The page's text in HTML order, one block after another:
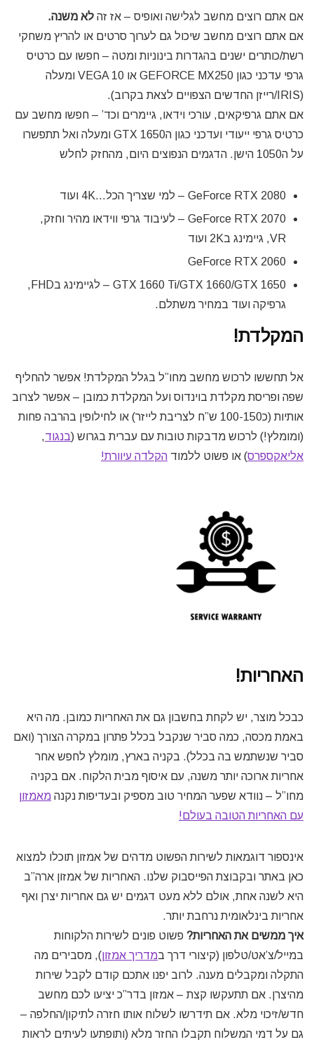
אם אתם רוצים מחשב לגלישה ואופיס – אז זה לא משנה.
אם אתם רוצים מחשב שיכול גם לערוך סרטים או להריץ משחקי
רשת/כותרים ישנים בהגדרות בינוניות ומטה – חפשו עם כרטיס
גרפי עדכני כגון GEFORCE MX250 או VEGA 10 ומעלה
(IRIS/רייזן החדשים הצפויים לצאת בקרוב).
אם אתם גרפיקאים, עורכי וידאו, גיימרים וכד’ – חפשו מחשב עם
כרטיס גרפי ייעודי ועדכני כגון הGTX 1650 ומעלה ואל תתפשרו
על ה1050 הישן. הדגמים הנפוצים היום, מהחזק לחלש
GeForce RTX 2080 – למי שצריך הכל…4K ועוד
GeForce RTX 2070 – לעיבוד גרפי ווידאו מהיר וחזק,
VR, גיימינג ב2K ועוד
GeForce RTX 2060
GTX 1660 Ti/GTX 1660/GTX 1650 – לגיימינג בFHD,
גרפיקה ועוד במחיר משתלם.
המקלדת!
אל תחששו לרכוש מחשב מחו”ל בגלל המקלדת! אפשר להחליף
שפה ופריסת מקלדת בוינדוס ועל המקלדת כמובן – אפשר לצרוב
אותיות (כ100-150 ש”ח לצריבת לייזר) או לחילופין בהרבה פחות
(ומומלץ!) לרכוש מדבקות טובות עם עברית בגרוש (בנגוד,
אליאקספרס) או פשוט ללמוד הקלדה עיוורת!
האחריות!
כבכל מוצר, יש לקחת בחשבון גם את האחריות כמובן. מה היא
באמת מכסה, כמה סביר שנקבל בכלל פתרון במקרה הצורך (ואם
סביר שנשתמש בה בכלל). בקניה בארץ, מומלץ לחפש אחר
אחריות ארוכה יותר משנה, עם איסוף מבית הלקוח. אם בקניה
מחו”ל – נוודא שפער המחיר טוב מספיק ובעדיפות נקנה מאמזון
עם האחריות הטובה בעולם!
אינספור דוגמאות לשירות הפשוט מדהים של אמזון תוכלו למצוא
כאן באתר ובקבוצת הפייסבוק שלנו. האחריות של אמזון ארה”ב
היא לשנה אחת, אולם ללא מעט דגמים יש גם אחריות יצרן ואף
אחריות בינלאומית נרחבת יותר.
איך ממשים את האחריות? פשוט פונים לשירות הלקוחות
במייל/צ’אט/טלפון (קיצורי דרך במדריך אמזון), מסבירים מה
התקלה ומקבלים מענה. לרוב יפנו אתכם קודם לקבל שירות
מהיצרן. אם תתעקשו קצת – אמזון בדר”כ יציעו לכם מחשב
חדש/זיכוי מלא. אם תידרשו לשלוח אותו חזרה לתיקון/החלפה –
גם על דמי המשלוח תקבלו החזר מלא (ותופתעו לעיתים לראות